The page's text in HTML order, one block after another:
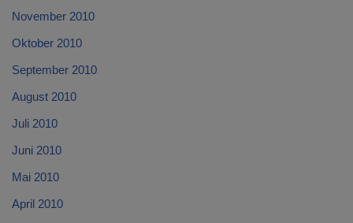
November 2010
Oktober 2010
September 2010
August 2010
Juli 2010
Juni 2010
Mai 2010
April 2010